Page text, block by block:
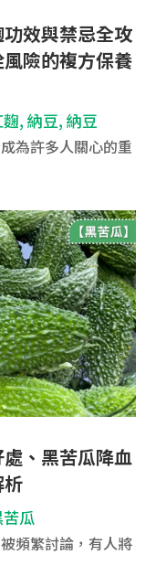
效與禁忌全攻
險的複方保養
,納豆,納豆
為許多人關心的重
、黑苦瓜降血
瓜
頻繁討論，有人將